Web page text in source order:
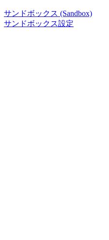
サンドボックス (Sandbox)
サンドボックス設定